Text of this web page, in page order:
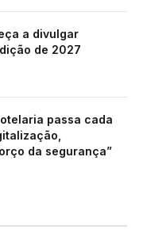
a divulgar
de 2027
passa cada
da segurança”